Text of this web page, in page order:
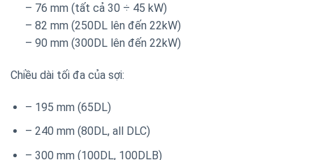
– 76 mm (tất cả 30 ÷ 45 kW)
– 82 mm (250DL lên đến 22kW)
– 90 mm (300DL lên đến 22kW)
Chiều dài tối đa của sợi:
– 195 mm (65DL)
– 240 mm (80DL, all DLC)
– 300 mm (100DL, 100DLB)